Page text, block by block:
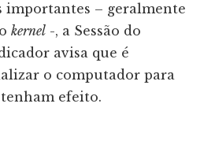
importantes – geralmente
okernel -, a Sessão do
avisa que é
o computador para
efeito.